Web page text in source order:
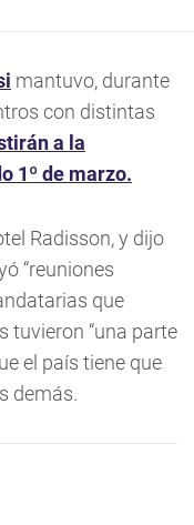
mantuvo, durante
con distintas
a la
1º de marzo.
Radisson, y dijo
“reuniones
que
tuvieron “una parte
el país tiene que
demás.